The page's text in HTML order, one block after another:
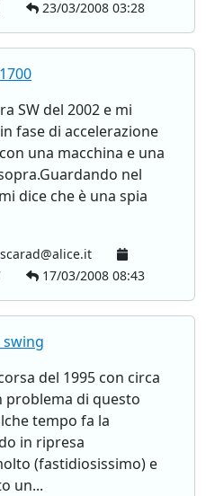
23/03/2008 03:28
SW del 2002 e mi
fase di accelerazione
una macchina e una
nel
dice che è una spia
scarad@alice.it
17/03/2008 08:43
swing
del 1995 con circa
problema di questo
tempo fa la
in ripresa
(fastidiosissimo) e
un...